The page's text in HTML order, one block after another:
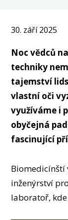
VÝZKUMNÉ
O NÁS
O ÚSTAVU
OSOBY
LABORATOŘE
MÉDIA
KONFERENCE
KONTAKT
30. září 2025
Noc vědců
techniky
tajemství
vlastní oči
využíváme i
obyčejná
fascinující
Biomedicínští
inženýrství
laboratoř,